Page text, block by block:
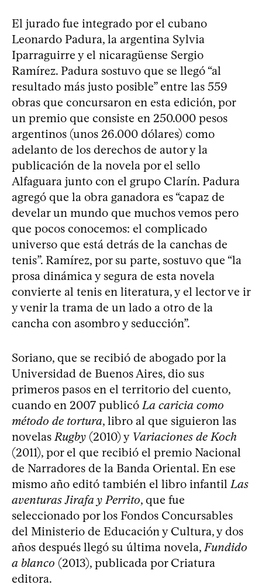
El jurado fue integrado por el cubano
Leonardo Padura, la argentina Sylvia
Iparraguirre y el nicaragüense Sergio
Ramírez. Padura sostuvo que se llegó “al
resultado más justo posible” entre las 559
obras que concursaron en esta edición, por
un premio que consiste en 250.000 pesos
argentinos (unos 26.000 dólares) como
adelanto de los derechos de autor y la
publicación de la novela por el sello
Alfaguara junto con el grupo Clarín. Padura
agregó que la obra ganadora es “capaz de
develar un mundo que muchos vemos pero
que pocos conocemos: el complicado
universo que está detrás de la canchas de
tenis”. Ramírez, por su parte, sostuvo que “la
prosa dinámica y segura de esta novela
convierte al tenis en literatura, y el lector ve ir
y venir la trama de un lado a otro de la
cancha con asombro y seducción”.
Soriano, que se recibió de abogado por la
Universidad de Buenos Aires, dio sus
primeros pasos en el territorio del cuento,
cuando en 2007 publicóLa caricia como
método de tortura, libro al que siguieron las
novelasRugby (2010) y Variaciones de Koch
(2011), por el que recibió el premio Nacional
de Narradores de la Banda Oriental. En ese
mismo año editó también el libro infantilLas
aventuras Jirafa y Perrito, que fue
seleccionado por los Fondos Concursables
del Ministerio de Educación y Cultura, y dos
años después llegó su última novela,Fundido
a blanco (2013), publicada por Criatura
editora.